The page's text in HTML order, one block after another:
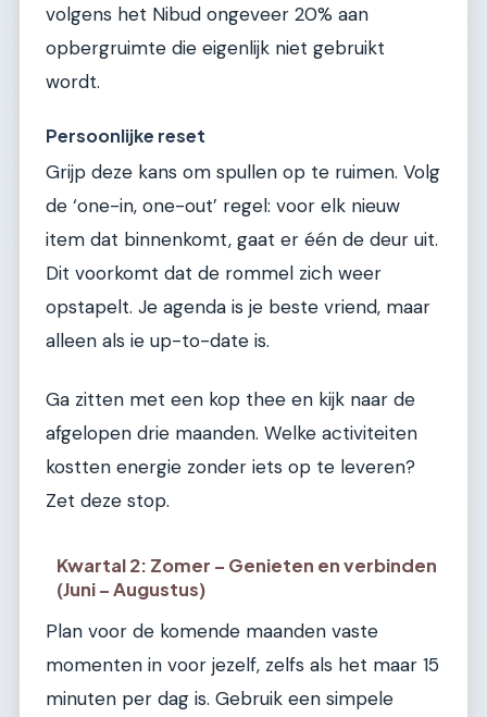
volgens het Nibud ongeveer 20% aan
opbergruimte die eigenlijk niet gebruikt
wordt.
Persoonlijke reset
Grijp deze kans om spullen op te ruimen. Volg
de ‘one-in, one-out’ regel: voor elk nieuw
item dat binnenkomt, gaat er één de deur uit.
Dit voorkomt dat de rommel zich weer
opstapelt. Je agenda is je beste vriend, maar
alleen als ie up-to-date is.
Ga zitten met een kop thee en kijk naar de
afgelopen drie maanden. Welke activiteiten
kostten energie zonder iets op te leveren?
Zet deze stop.
Kwartal 2: Zomer – Genieten en verbinden
(Juni – Augustus)
Plan voor de komende maanden vaste
momenten in voor jezelf, zelfs als het maar 15
minuten per dag is. Gebruik een simpele